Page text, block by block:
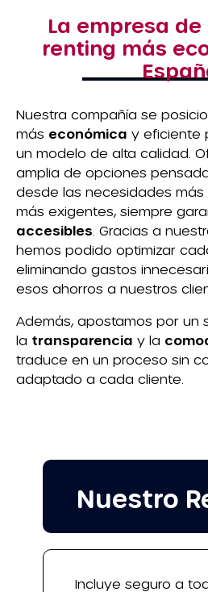
La empresa
renting más
Nuestra compañía se
más económica y eficiente
un modelo de alta calidad.
amplia de opciones
desde las necesidades más
más exigentes, siempre
accesibles . Gracias a
hemos podido optimizar
eliminando gastos
esos ahorros a nuestros
Además, apostamos por un
la transparencia y la
traduce en un proceso sin
adaptado a cada cliente.
Nuestro
Incluye seguro a